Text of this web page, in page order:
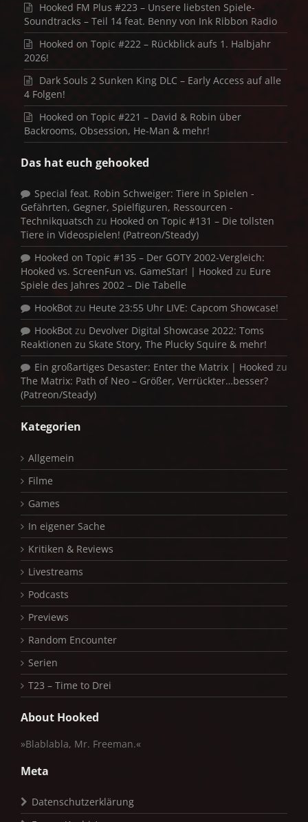
Hooked FM Plus #223 – Unsere liebsten Spiele-
Soundtracks – Teil 14 feat. Benny von Ink Ribbon Radio
Hooked on Topic #222 – Rückblick aufs 1. Halbjahr
2026!
Dark Souls 2 Sunken King DLC – Early Access auf alle
4 Folgen!
Hooked on Topic #221 – David & Robin über
Backrooms, Obsession, He-Man & mehr!
Das hat euch gehooked
Special feat. Robin Schweiger: Tiere in Spielen -
Gefährten, Gegner, Spielfiguren, Ressourcen -
Technikquatsch zu Hooked on Topic #131 – Die tollsten
Tiere in Videospielen! (Patreon/Steady)
Hooked on Topic #135 – Der GOTY 2002-Vergleich:
Hooked vs. ScreenFun vs. GameStar! | Hooked zu Eure
Spiele des Jahres 2002 – Die Tabelle
HookBot zu Heute 23:55 Uhr LIVE: Capcom Showcase!
HookBot zu Devolver Digital Showcase 2022: Toms
Reaktionen zu Skate Story, The Plucky Squire & mehr!
Ein großartiges Desaster: Enter the Matrix | Hooked zu
The Matrix: Path of Neo – Größer, Verrückter…besser?
(Patreon/Steady)
Kategorien
Allgemein
Filme
Games
In eigener Sache
Kritiken & Reviews
Livestreams
Podcasts
Previews
Random Encounter
Serien
T23 – Time to Drei
About Hooked
»Blablabla, Mr. Freeman.«
Meta
Datenschutzerklärung